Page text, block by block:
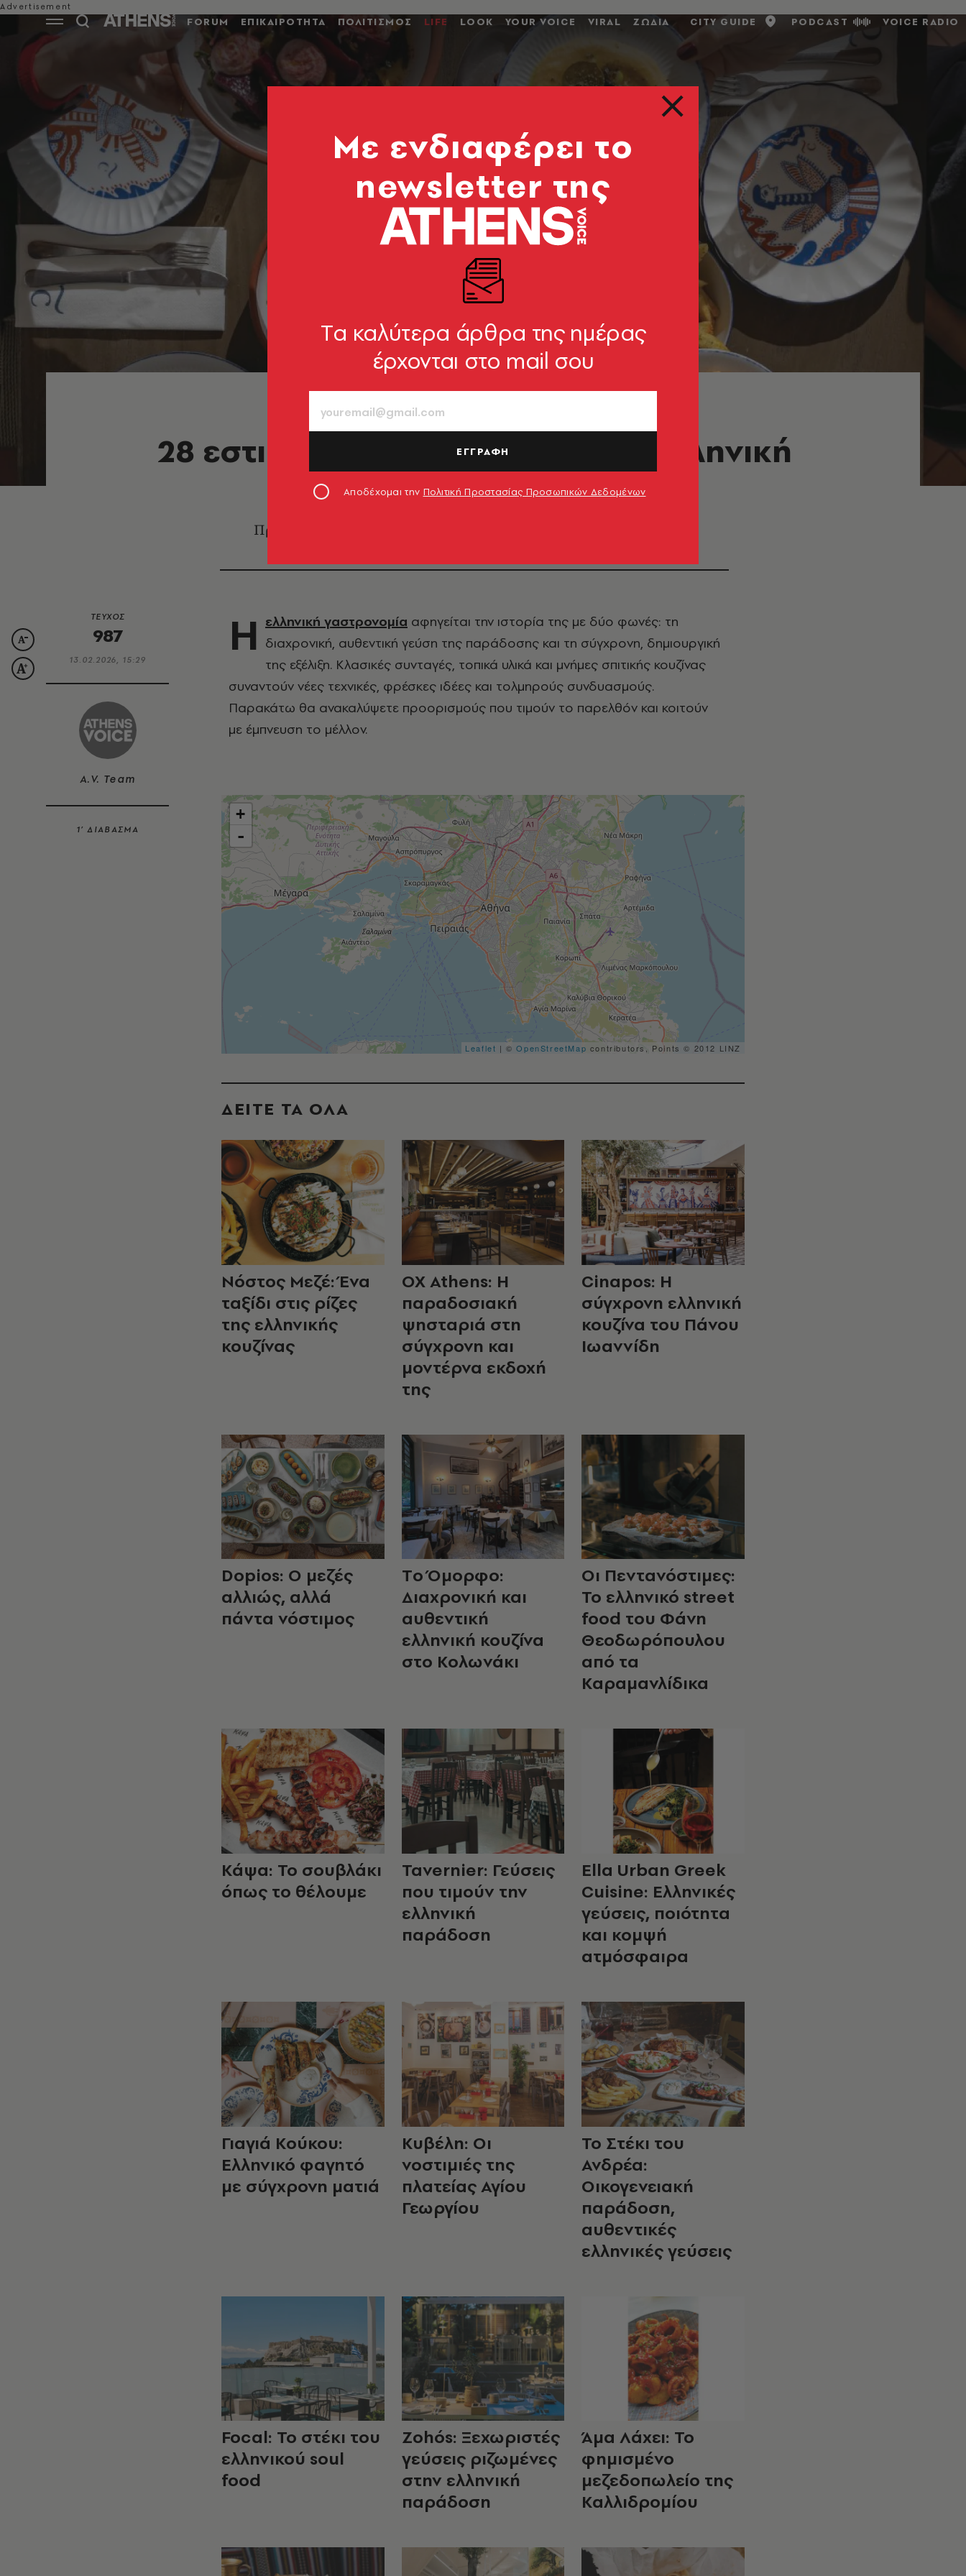
FORUM ΕΠΙΚΑΙΡΟΤΗΤΑ ΠΟΛΙΤΙΣΜΟΣ LIFE LOOK YOUR VOICE VIRAL ΖΩΔΙΑ CITY GUIDE PODCAST VOICE RADIO
ΘΕΜΑΤΑ ΓΕΥΣΗΣ
28 εστιατόρια με ακαταμάχητη ελληνική
κουζίνα
Προορισμοί που τιμούν το παρελθόν και κοιτούν με έμπνευση το μέλλον
ΤΕΥΧΟΣ
987
13.02.2026, 15:29
A.V. Team
1’ ΔΙΑΒΑΣΜΑ
Η ελληνική γαστρονομία αφηγείται την ιστορία της με δύο φωνές: τη
διαχρονική, αυθεντική γεύση της παράδοσης και τη σύγχρονη, δημιουργική
της εξέλιξη. Κλασικές συνταγές, τοπικά υλικά και μνήμες σπιτικής κουζίνας
συναντούν νέες τεχνικές, φρέσκες ιδέες και τολμηρούς συνδυασμούς.
Παρακάτω θα ανακαλύψετε προορισμούς που τιμούν το παρελθόν και κοιτούν
με έμπνευση το μέλλον.
+
-
Leaflet | ©OpenStreetMap contributors, Points © 2012 LINZ
ΔΕΙΤΕ ΤΑ ΟΛΑ
Νόστος Μεζέ: Ένα
ταξίδι στις ρίζες
της ελληνικής
κουζίνας
OX Athens: Η
παραδοσιακή
ψησταριά στη
σύγχρονη και
μοντέρνα εκδοχή
της
Cinapos: Η
σύγχρονη ελληνική
κουζίνα του Πάνου
Ιωαννίδη
Dopios: Ο μεζές
αλλιώς, αλλά
πάντα νόστιμος
Τo Όμορφο:
Διαχρονική και
αυθεντική
ελληνική κουζίνα
στο Κολωνάκι
Οι Πεντανόστιμες:
Το ελληνικό street
food του Φάνη
Θεοδωρόπουλου
από τα
Καραμανλίδικα
Κάψα: Το σουβλάκι
όπως το θέλουμε
Tavernier: Γεύσεις
που τιμούν την
ελληνική
παράδοση
Ella Urban Greek
Cuisine: Ελληνικές
γεύσεις, ποιότητα
και κομψή
ατμόσφαιρα
Γιαγιά Κούκου:
Ελληνικό φαγητό
με σύγχρονη ματιά
Κυβέλη: Οι
νοστιμιές της
πλατείας Αγίου
Γεωργίου
Το Στέκι του
Ανδρέα:
Οικογενειακή
παράδοση,
αυθεντικές
ελληνικές γεύσεις
Focal: Το στέκι του
ελληνικού soul
food
Zohós: Ξεχωριστές
γεύσεις ριζωμένες
στην ελληνική
παράδοση
Άμα Λάχει: Το
φημισμένο
μεζεδοπωλείο της
Καλλιδρομίου
Mε ενδιαφέρει το
newsletter της
Tα καλύτερα άρθρα της ημέρας
έρχονται στο mail σου
ΕΓΓΡΑΦΗ
Αποδέχομαι την Πολιτική Προστασίας Προσωπικών Δεδομένων